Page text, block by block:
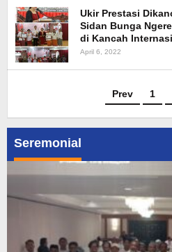
Seremonial
Ukir Prestasi
Sidan Bunga
di Kancah
April 6, 2022
Prev 1